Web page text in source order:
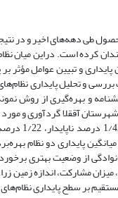
طی دهه‌های اخیر و در
کرده است. دراین میان
و تبیین عوامل مؤثر
و تحلیل پایداری
پایداری دو نظام
از وضعیت بهتری
سن بهره-بردار، میزان
بر سطح پایداری